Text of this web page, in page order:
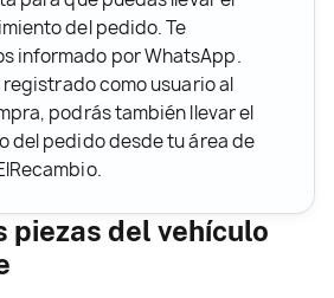
del pedido. Te
informado por WhatsApp.
registrado como usuario al
podrás también llevar el
del pedido desde tu área de
piezas del vehículo